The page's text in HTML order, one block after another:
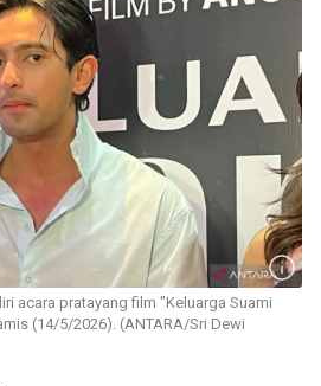
acara pratayang film "Keluarga Suami
(14/5/2026). (ANTARA/Sri Dewi